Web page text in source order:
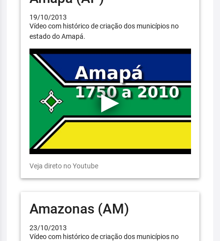
19/10/2013
Vídeo com histórico de criação dos municípios no
estado do Amapá.
Veja direto no Youtube
Amazonas (AM)
23/10/2013
Vídeo com histórico de criação dos municípios no